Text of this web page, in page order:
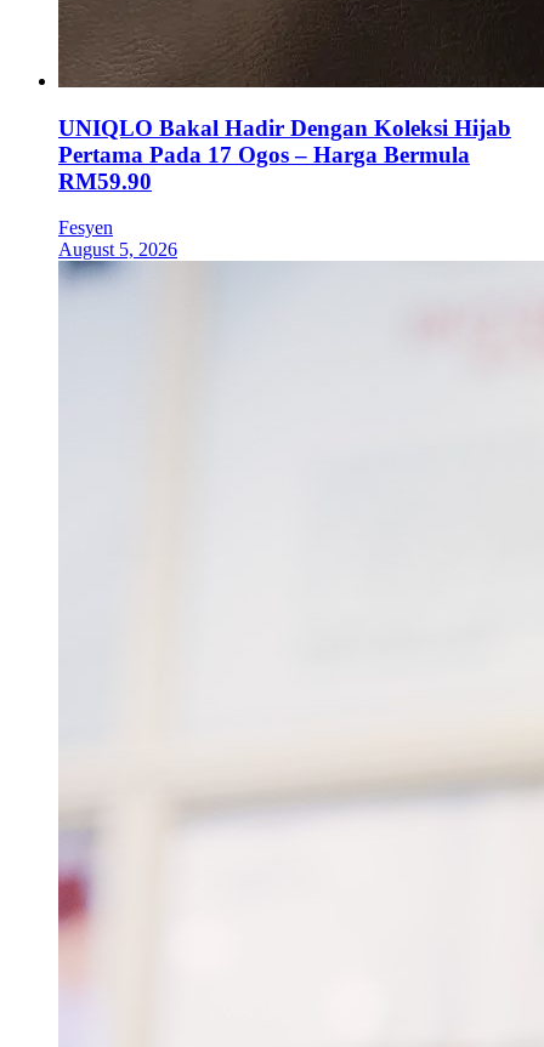
UNIQLO Bakal Hadir Dengan Koleksi Hijab
Pertama Pada 17 Ogos – Harga Bermula
RM59.90
Fesyen
August 5, 2026